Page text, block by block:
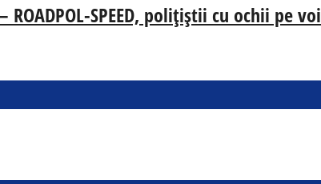
— ROADPOL-SPEED, polițiștii cu ochii pe voi